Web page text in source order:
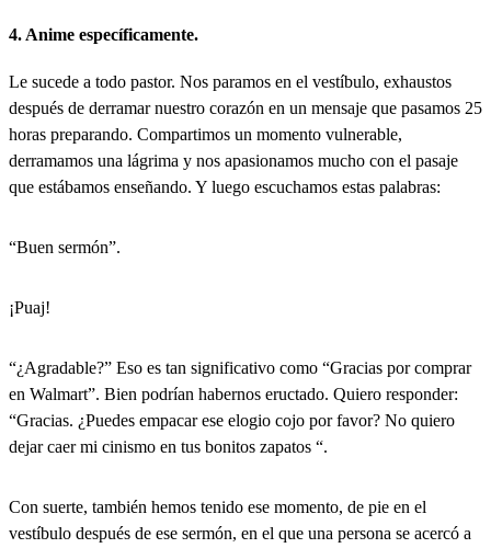
4. Anime específicamente.
Le sucede a todo pastor. Nos paramos en el vestíbulo, exhaustos
después de derramar nuestro corazón en un mensaje que pasamos 25
horas preparando. Compartimos un momento vulnerable,
derramamos una lágrima y nos apasionamos mucho con el pasaje
que estábamos enseñando. Y luego escuchamos estas palabras:
“Buen sermón”.
¡Puaj!
“¿Agradable?” Eso es tan significativo como “Gracias por comprar
en Walmart”. Bien podrían habernos eructado. Quiero responder:
“Gracias. ¿Puedes empacar ese elogio cojo por favor? No quiero
dejar caer mi cinismo en tus bonitos zapatos “.
Con suerte, también hemos tenido ese momento, de pie en el
vestíbulo después de ese sermón, en el que una persona se acercó a